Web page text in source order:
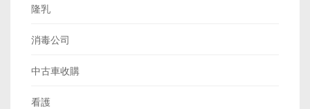
隆乳
消毒公司
中古車收購
看護